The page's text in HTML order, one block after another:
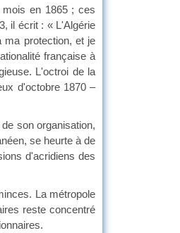
en 1865 ; ces
il écrit : « L'Algérie
ma protection, et je
française à
L'octroi de la
d'octobre 1870 –
son organisation,
se heurte à de
d'acridiens des
La métropole
reste concentré